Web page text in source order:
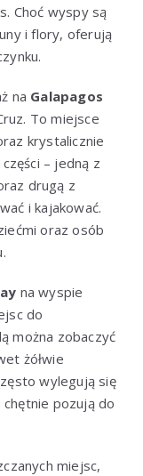
Choć wyspy są
i flory, oferują
na Galapagos
To miejsce
krystalicznie
– jedną z
drugą z
i kajakować.
oraz osób
na wyspie
do
można zobaczyć
żółwie
wylegują się
pozują do
miejsc,